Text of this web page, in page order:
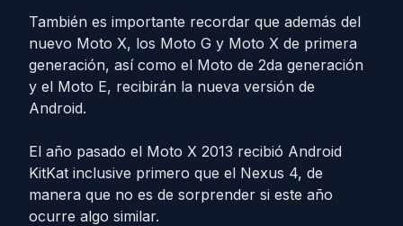
También es importante recordar que además del
nuevo Moto X, los Moto G y Moto X de primera
generación, así como el Moto de 2da generación
y el Moto E, recibirán la nueva versión de
Android.
El año pasado el Moto X 2013 recibió Android
KitKat inclusive primero que el Nexus 4, de
manera que no es de sorprender si este año
ocurre algo similar.